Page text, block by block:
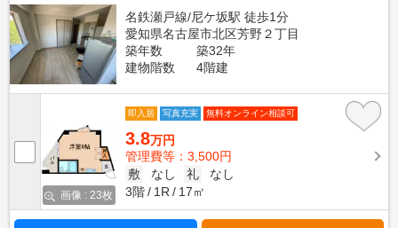
名鉄瀬戸線/尼ケ坂駅 徒歩1分
愛知県名古屋市北区芳野２丁目
築年数
築32年
建物階数
4階建
画像 : 23枚
即入居 写真充実 無料オンライン相談可
3.8万円
管理費等：3,500円
敷
なし 礼
なし
3階
1R 17㎡